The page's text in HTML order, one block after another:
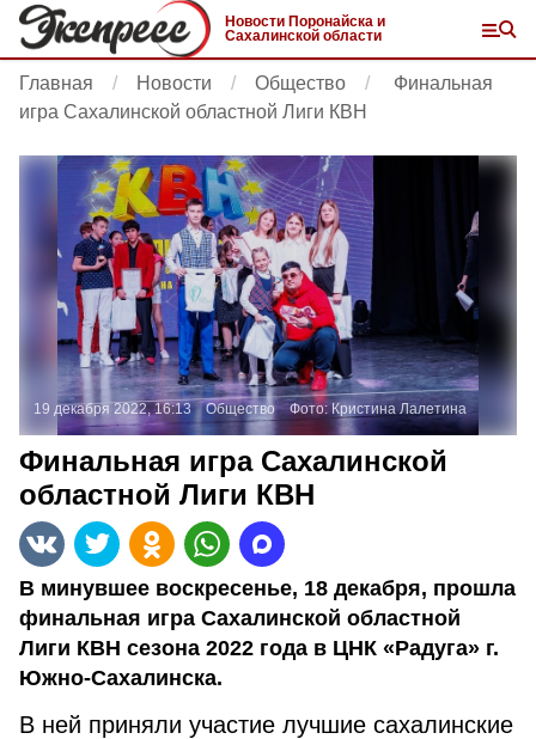
Новости Поронайска и
Сахалинской области
Главная Новости Общество
Финальная
игра Сахалинской областной Лиги КВН
19 декабря 2022, 16:13 Общество Фото:Кристина Лалетина
Финальная игра Сахалинской
областной Лиги КВН
В минувшее воскресенье, 18 декабря, прошла
финальная игра Сахалинской областной
Лиги КВН сезона 2022 года в ЦНК «Радуга» г.
Южно-Сахалинска.
В ней приняли участие лучшие сахалинские